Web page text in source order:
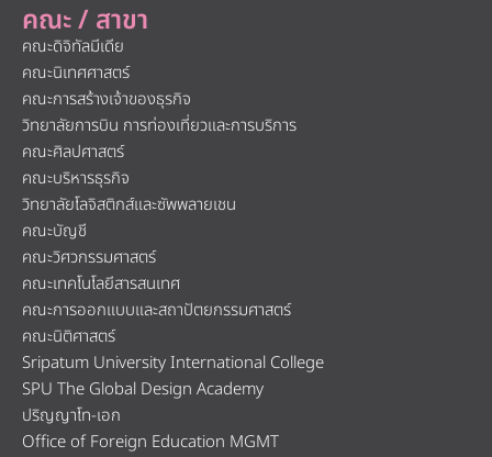
คณะ / สาขา
คณะดิจิทัลมีเดีย
คณะนิเทศศาสตร์
คณะการสร้างเจ้าของธุรกิจ
วิทยาลัยการบิน การท่องเที่ยวและการบริการ
คณะศิลปศาสตร์
คณะบริหารธุรกิจ
วิทยาลัยโลจิสติกส์และซัพพลายเชน
คณะบัญชี
คณะวิศวกรรมศาสตร์
คณะเทคโนโลยีสารสนเทศ
คณะการออกแบบและสถาปัตยกรรมศาสตร์
คณะนิติศาสตร์
Sripatum University International College
SPU The Global Design Academy
ปริญญาโท-เอก
Office of Foreign Education MGMT